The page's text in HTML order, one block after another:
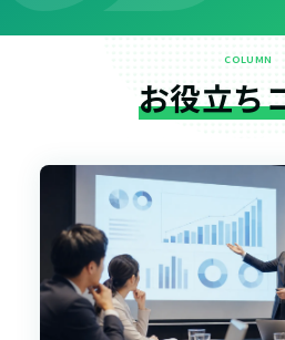
COLUMN
お役立ち